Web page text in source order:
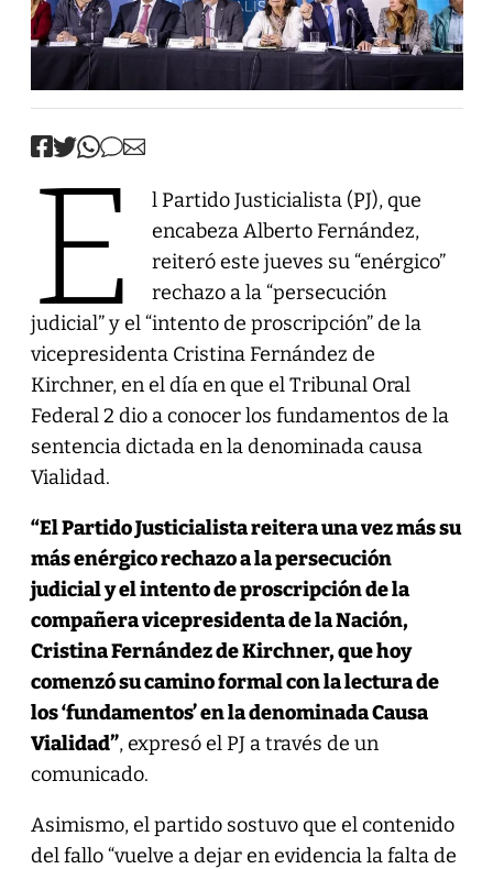
E
l Partido Justicialista (PJ), que
encabeza Alberto Fernández,
reiteró este jueves su “enérgico”
rechazo a la “persecución
judicial” y el “intento de proscripción” de la
vicepresidenta Cristina Fernández de
Kirchner, en el día en que el Tribunal Oral
Federal 2 dio a conocer los fundamentos de la
sentencia dictada en la denominada causa
Vialidad.
“El Partido Justicialista reitera una vez más su
más enérgico rechazo a la persecución
judicial y el intento de proscripción de la
compañera vicepresidenta de la Nación,
Cristina Fernández de Kirchner, que hoy
comenzó su camino formal con la lectura de
los ‘fundamentos’ en la denominada Causa
Vialidad”, expresó el PJ a través de un
comunicado.
Asimismo, el partido sostuvo que el contenido
del fallo “vuelve a dejar en evidencia la falta de